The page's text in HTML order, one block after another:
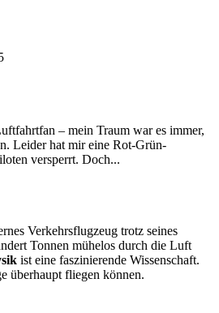
– mein Traum war es immer,
Leider hat mir eine Rot-Grün-
versperrt. Doch...
Verkehrsflugzeug trotz seines
Tonnen mühelos durch die Luft
ist eine faszinierende Wissenschaft.
überhaupt fliegen können.